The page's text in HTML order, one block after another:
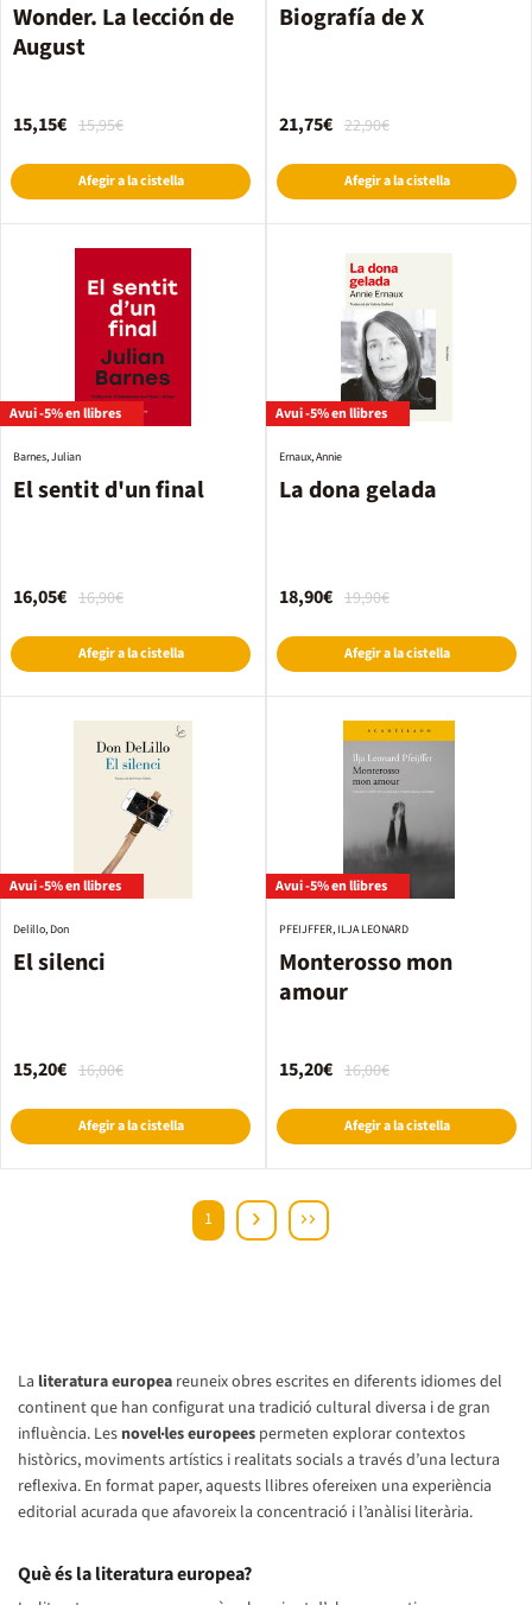
Wonder. La lección de
August
15,95€
15,15€
Afegir a la cistella
Biografía de X
22,90€
21,75€
Afegir a la cistella
Avui -5% en llibres
El sentit d'un final
Barnes, Julian
16,90€
16,05€
Afegir a la cistella
Avui -5% en llibres
La dona gelada
Ernaux, Annie
19,90€
18,90€
Afegir a la cistella
Avui -5% en llibres
El silenci
Delillo, Don
16,00€
15,20€
Afegir a la cistella
Avui -5% en llibres
Monterosso mon
amour
PFEIJFFER, ILJA LEONARD
16,00€
15,20€
Afegir a la cistella
1
La literatura europea reuneix obres escrites en diferents idiomes del
continent que han configurat una tradició cultural diversa i de gran
influència. Les novel·les europees permeten explorar contextos
històrics, moviments artístics i realitats socials a través d’una lectura
reflexiva. En format paper, aquests llibres ofereixen una experiència
editorial acurada que afavoreix la concentració i l’anàlisi literària.
Què és la literatura europea?